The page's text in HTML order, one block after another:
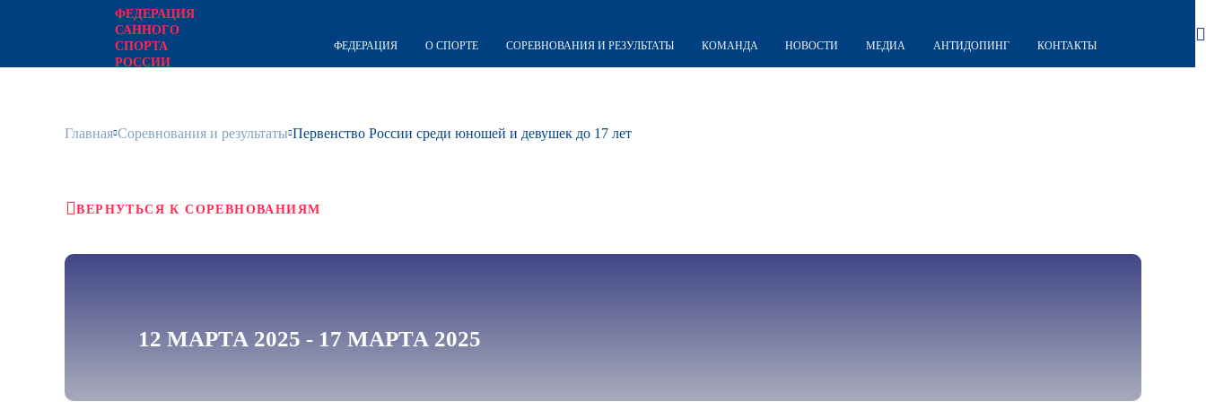
ФЕДЕРАЦИЯ
САННОГО
СПОРТА
РОССИИ
ФЕДЕРАЦИЯ О СПОРТЕ СОРЕВНОВАНИЯ И РЕЗУЛЬТАТЫ КОМАНДА НОВОСТИ МЕДИА АНТИДОПИНГ КОНТАКТЫ
Главная Соревнования и результаты Первенство России среди юношей и девушек до 17 лет
ВЕРНУТЬСЯ К СОРЕВНОВАНИЯМ
12 МАРТА 2025 - 17 МАРТА 2025